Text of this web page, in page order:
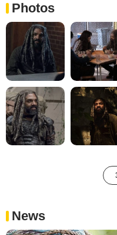
Photos
News